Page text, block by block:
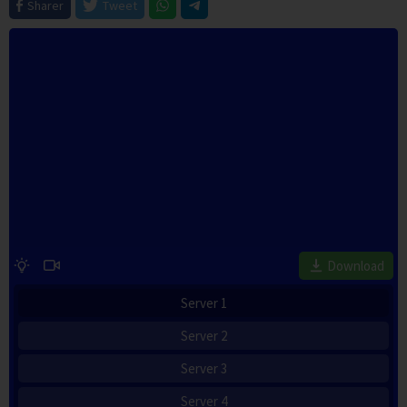
Sharer
Tweet
Download
Server 1
Server 2
Server 3
Server 4